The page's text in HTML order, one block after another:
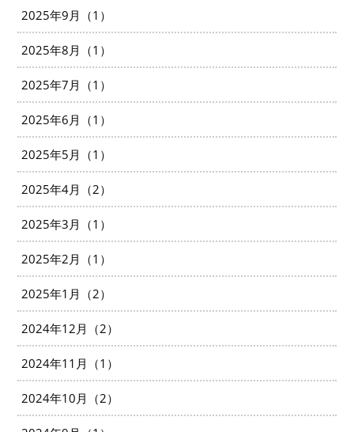
2025年9月（1）
2025年8月（1）
2025年7月（1）
2025年6月（1）
2025年5月（1）
2025年4月（2）
2025年3月（1）
2025年2月（1）
2025年1月（2）
2024年12月（2）
2024年11月（1）
2024年10月（2）